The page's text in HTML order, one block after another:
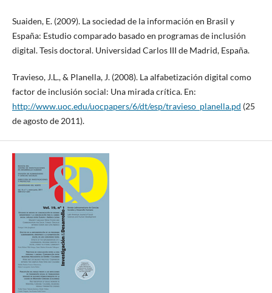
Suaiden, E. (2009). La sociedad de la información en Brasil y
España: Estudio comparado basado en programas de inclusión
digital. Tesis doctoral. Universidad Carlos III de Madrid, España.
Travieso, J.L., & Planella, J. (2008). La alfabetización digital como
factor de inclusión social: Una mirada crítica. En:
http://www.uoc.edu/uocpapers/6/dt/esp/travieso_planella.pd (25
de agosto de 2011).